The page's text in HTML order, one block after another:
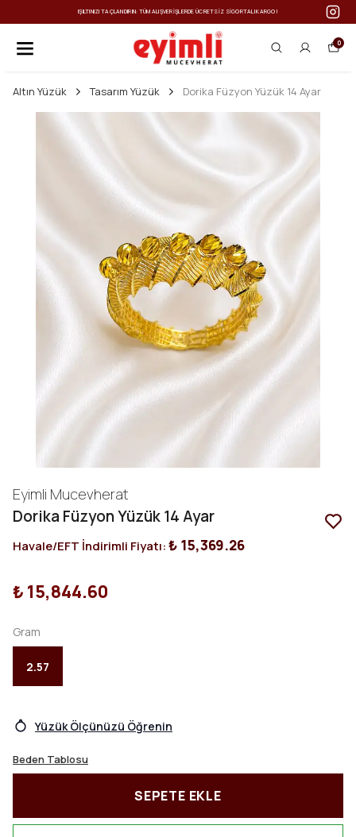
IŞILTINIZI TAÇLANDIRIN: TÜM ALIŞVERIŞLERDE ÜCRETSIZ SIGORTALI KARGO!
0
Altın Yüzük Tasarım Yüzük Dorika Füzyon Yüzük 14 Ayar
Eyimli Mucevherat
Dorika Füzyon Yüzük 14 Ayar
Havale/EFT İndirimli Fiyatı:₺ 15,369.26
₺ 15,844.60
Gram
2.57
Yüzük Ölçünüzü Öğrenin
Beden Tablosu
SEPETE EKLE